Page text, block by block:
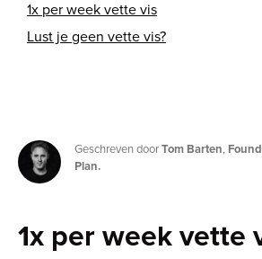
1x per week vette vis
Lust je geen vette vis?
Geschreven doorTom Barten,
Plan.
1x per week vette